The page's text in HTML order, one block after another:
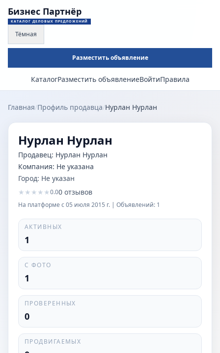
Бизнес Партнёр
КАТАЛОГ ДЕЛОВЫХ ПРЕДЛОЖЕНИЙ
Тёмная
Разместить объявление
КаталогРазместить объявлениеВойтиПравила
Главная/Профиль продавца/Нурлан Нурлан
Нурлан Нурлан
Продавец: Нурлан Нурлан
Компания: Не указана
Город: Не указан
★ ★ ★ ★ ★0.00 отзывов
На платформе с05 июля 2015 г. | Объявлений: 1
АКТИВНЫХ
1
С ФОТО
1
ПРОВЕРЕННЫХ
0
ПРОДВИГАЕМЫХ